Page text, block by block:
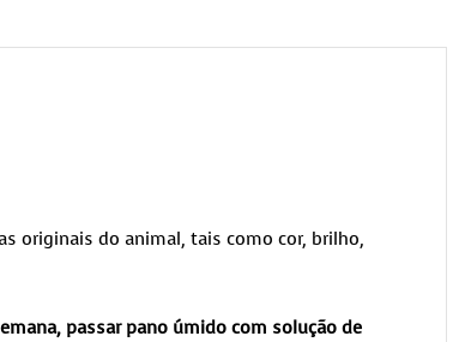
originais do animal, tais como cor, brilho,
passar pano úmido com solução de